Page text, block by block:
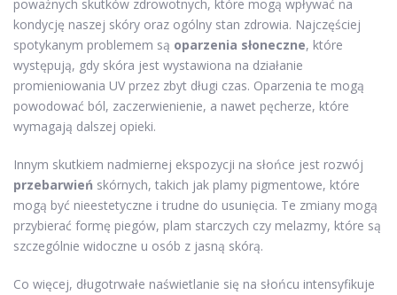
poważnych skutków zdrowotnych, które mogą wpływać na
kondycję naszej skóry oraz ogólny stan zdrowia. Najczęściej
spotykanym problemem są oparzenia słoneczne, które
występują, gdy skóra jest wystawiona na działanie
promieniowania UV przez zbyt długi czas. Oparzenia te mogą
powodować ból, zaczerwienienie, a nawet pęcherze, które
wymagają dalszej opieki.
Innym skutkiem nadmiernej ekspozycji na słońce jest rozwój
przebarwień skórnych, takich jak plamy pigmentowe, które
mogą być nieestetyczne i trudne do usunięcia. Te zmiany mogą
przybierać formę piegów, plam starczych czy melazmy, które są
szczególnie widoczne u osób z jasną skórą.
Co więcej, długotrwałe naświetlanie się na słońcu intensyfikuje